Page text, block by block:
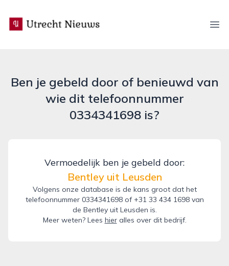
utrecht-nieuws.nl
Ben je gebeld door of benieuwd van
wie dit telefoonnummer
0334341698 is?
Vermoedelijk ben je gebeld door:
Bentley uit Leusden
Volgens onze database is de kans groot dat het
telefoonnummer 0334341698 of +31 33 434 1698 van
de Bentley uit Leusden is.
Meer weten? Lees hieralles over dit bedrijf.